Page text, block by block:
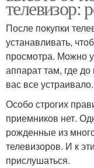
телевизор:
После покупки
устанавливать,
просмотра. Можно
аппарат там, где
вас все
Особо строгих
приемников нет.
рожденные из
телевизоров. И к
прислушаться.